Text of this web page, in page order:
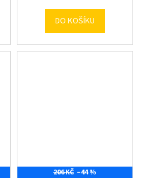
DO KOŠÍKU
206 KČ –44 %